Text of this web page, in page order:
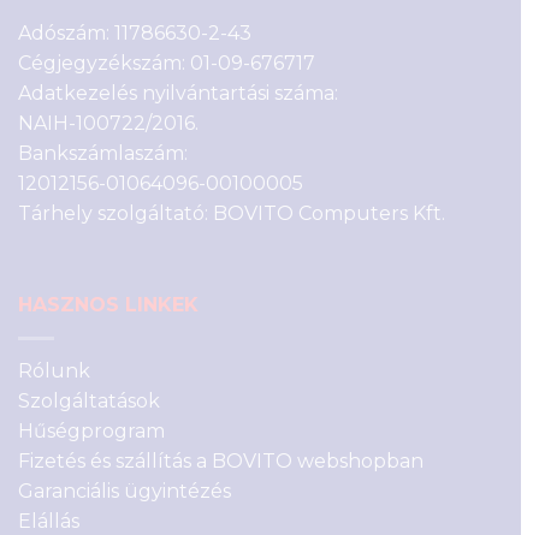
Adószám: 11786630-2-43
Cégjegyzékszám: 01-09-676717
Adatkezelés nyilvántartási száma:
NAIH-100722/2016.
Bankszámlaszám:
12012156-01064096-00100005
Tárhely szolgáltató: BOVITO Computers Kft.
HASZNOS LINKEK
Rólunk
Szolgáltatások
Hűségprogram
Fizetés és szállítás a BOVITO webshopban
Garanciális ügyintézés
Elállás